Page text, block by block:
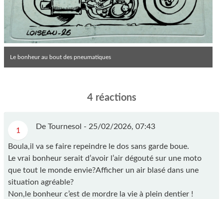
Le bonheur au bout des pneumatiques
4 réactions
1 De Tournesol - 25/02/2026, 07:43
Boula,il va se faire repeindre le dos sans garde boue.
Le vrai bonheur serait d’avoir l’air dégouté sur une moto
que tout le monde envie?Afficher un air blasé dans une
situation agréable?
Non,le bonheur c’est de mordre la vie à plein dentier !